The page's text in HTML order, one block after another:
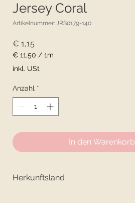
Jersey Coral
Artikelnummer: JRS0179-140
€ 1,15
€ 11,50 / 1m
€ 11,50
1
Meter
inkl. USt
Anzahl *
In den Warenkorb
Herkunftsland